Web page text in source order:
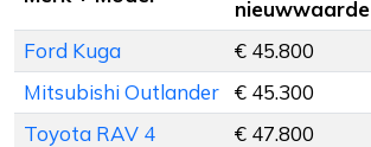
nieuwwaarde
Ford Kuga € 45.800
Mitsubishi Outlander
€ 45.300
Toyota RAV 4
€ 47.800